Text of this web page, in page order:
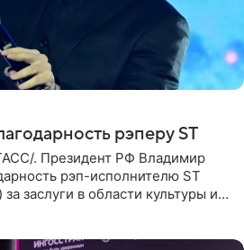
рэперу ST
. Президент РФ Владимир
рэп-исполнителю ST
заслуги в области культуры и